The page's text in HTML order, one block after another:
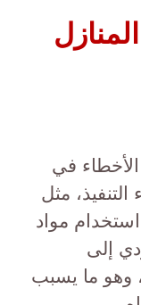
في
مثل
مواد
إلى
وهو ما يسبب